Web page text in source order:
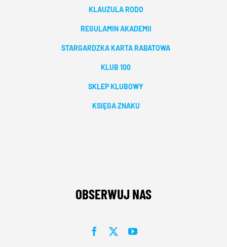
KLAUZULA RODO
REGULAMIN AKADEMII
STARGARDZKA KARTA RABATOWA
KLUB 100
SKLEP KLUBOWY
KSIĘGA ZNAKU
OBSERWUJ NAS